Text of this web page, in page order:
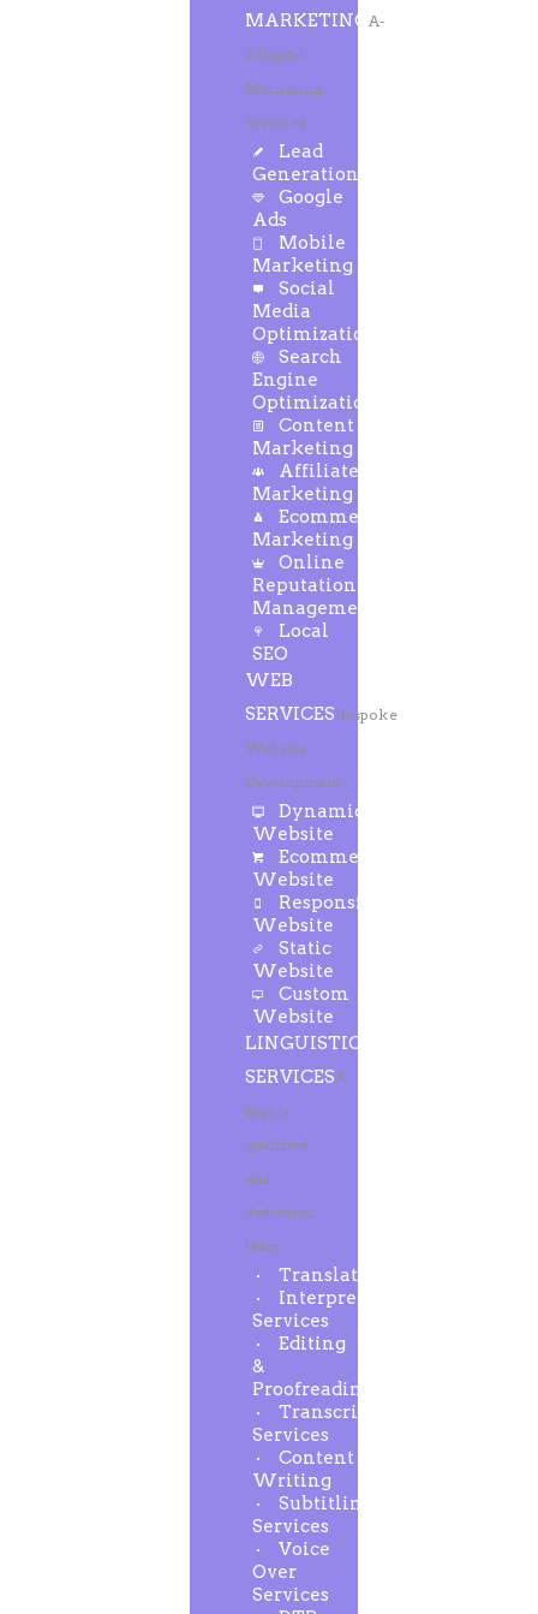
MARKETING A-
Z Digital
Marketing
Services
Lead
Generation
Google
Ads
Mobile
Marketing
Social
Media
Optimization
Search
Engine
Optimization
Content
Marketing
Affiliate
Marketing
Ecommerce
Marketing
Online
Reputation
Management
Local
SEO
WEB
SERVICESBespoke
Website
Development
Dynamic
Website
Ecommerce
Website
Responsive
Website
Static
Website
Custom
Website
LINGUISTIC
SERVICESA
highly
qualified
and
dedicated
team
Translation
Interpreting
Services
Editing
&
Proofreading
Transcription
Services
Content
Writing
Subtitling
Services
Voice
Over
Services